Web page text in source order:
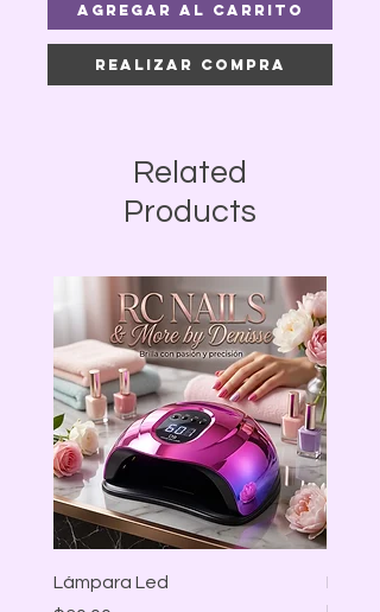
Agregar al carrito
Realizar compra
Related
Products
Lámpara Led